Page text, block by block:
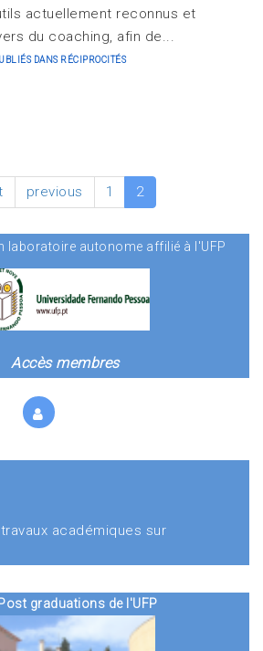
actuellement reconnus et
du coaching, afin de...
DANS RÉCIPROCITÉS
previous 1 2
laboratoire autonome affilié à l'UFP
Accès membres
académiques sur
graduations de l'UFP